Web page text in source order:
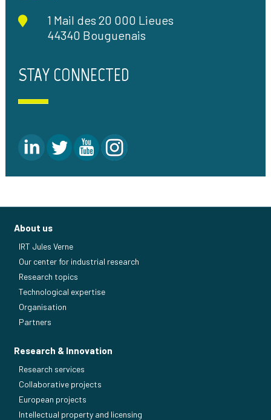
1 Mail des 20 000 Lieues
44340 Bouguenais
STAY CONNECTED
About us
IRT Jules Verne
Our center for industrial research
Research topics
Technological expertise
Organisation
Partners
Research & Innovation
Research services
Collaborative projects
European projects
Intellectual property and licensing